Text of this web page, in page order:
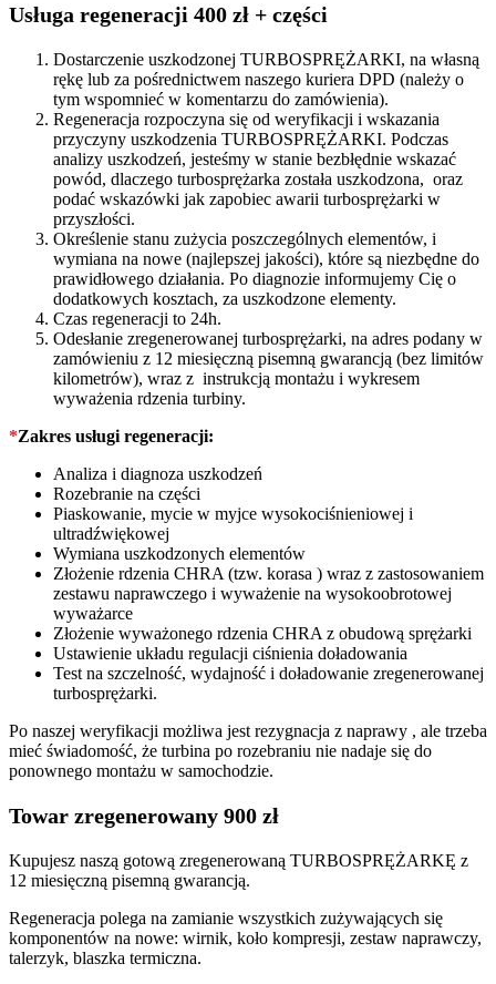
quantity
Usługa regeneracji 400 zł + części
Dostarczenie uszkodzonej TURBOSPRĘŻARKI, na własną
rękę lub za pośrednictwem naszego kuriera DPD (należy o
tym wspomnieć w komentarzu do zamówienia).
Regeneracja rozpoczyna się od weryfikacji i wskazania
przyczyny uszkodzenia TURBOSPRĘŻARKI. Podczas
analizy uszkodzeń, jesteśmy w stanie bezbłędnie wskazać
powód, dlaczego turbosprężarka została uszkodzona, oraz
podać wskazówki jak zapobiec awarii turbosprężarki w
przyszłości.
Określenie stanu zużycia poszczególnych elementów, i
wymiana na nowe (najlepszej jakości), które są niezbędne do
prawidłowego działania. Po diagnozie informujemy Cię o
dodatkowych kosztach, za uszkodzone elementy.
Czas regeneracji to 24h.
Odesłanie zregenerowanej turbosprężarki, na adres podany w
zamówieniu z 12 miesięczną pisemną gwarancją (bez limitów
kilometrów), wraz z instrukcją montażu i wykresem
wyważenia rdzenia turbiny.
*Zakres usługi regeneracji:
Analiza i diagnoza uszkodzeń
Rozebranie na części
Piaskowanie, mycie w myjce wysokociśnieniowej i
ultradźwiękowej
Wymiana uszkodzonych elementów
Złożenie rdzenia CHRA (tzw. korasa ) wraz z zastosowaniem
zestawu naprawczego i wyważenie na wysokoobrotowej
wyważarce
Złożenie wyważonego rdzenia CHRA z obudową sprężarki
Ustawienie układu regulacji ciśnienia doładowania
Test na szczelność, wydajność i doładowanie zregenerowanej
turbosprężarki.
Po naszej weryfikacji możliwa jest rezygnacja z naprawy , ale trzeba
mieć świadomość, że turbina po rozebraniu nie nadaje się do
ponownego montażu w samochodzie.
Towar zregenerowany 900 zł
Kupujesz naszą gotową zregenerowaną TURBOSPRĘŻARKĘ z
12 miesięczną pisemną gwarancją.
Regeneracja polega na zamianie wszystkich zużywających się
komponentów na nowe: wirnik, koło kompresji, zestaw naprawczy,
talerzyk, blaszka termiczna.